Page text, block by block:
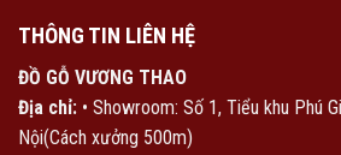
THÔNG TIN LIÊN HỆ
ĐỒ GỖ VƯƠNG THAO
Địa chỉ: • Showroom: Số 1, Tiểu khu Phú
Nội(Cách xưởng 500m)